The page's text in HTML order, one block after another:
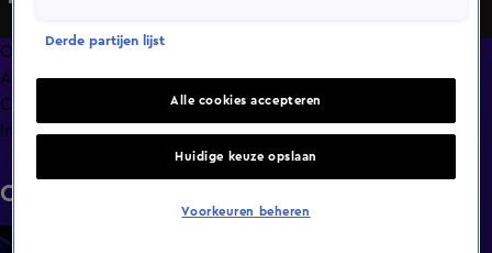
Overzicht
Afleveringen
Clips
Info
Clips
1:44
Derde partijen lijst
Alle cookies accepteren
Huidige keuze opslaan
Voorkeuren beheren